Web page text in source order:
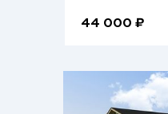
44 000 ₽